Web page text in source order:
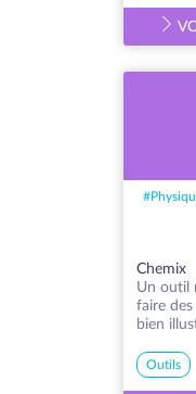
#
Chemix
Un outil
faire
bien
Outils